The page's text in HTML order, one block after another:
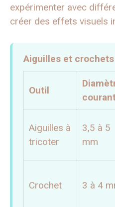
expérimenter avec
créer des effets visuels
Aiguilles et crochets
Outil
Aiguilles à
tricoter
3,5 à 5
mm
Crochet 3 à 4